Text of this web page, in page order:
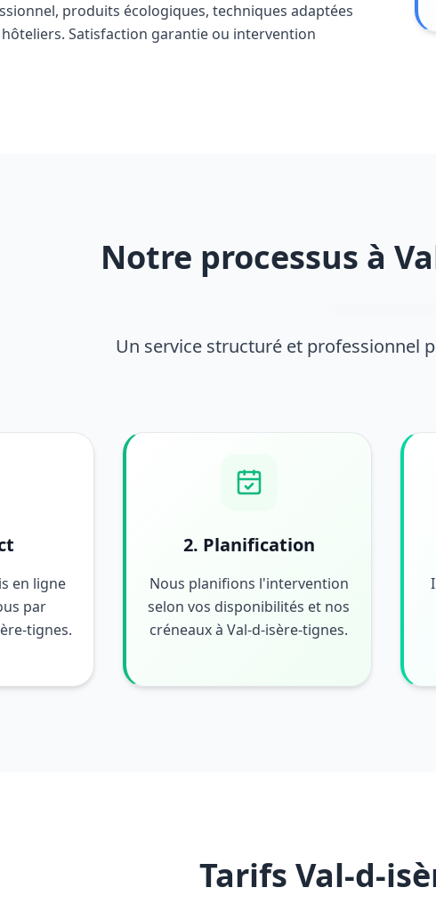
produits écologiques, techniques adaptées
Satisfaction garantie ou intervention
Notre processus à
Un service structuré et professionnel
en ligne
par
tignes.
2. Planification
Nous planifions l'intervention
selon vos disponibilités et nos
créneaux à Val-d-isère-tignes.
Tarifs Val-d-